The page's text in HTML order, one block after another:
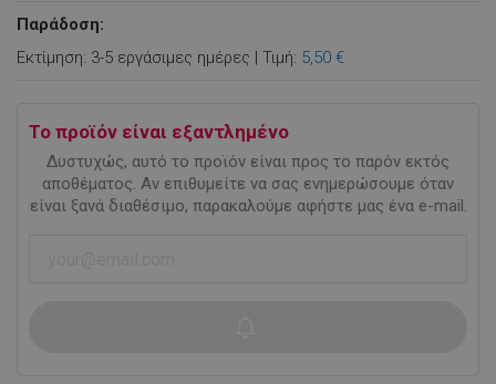
Παράδοση:
Εκτίμηση: 3-5 εργάσιμες ημέρες | Τιμή: 5,50 €
Το προϊόν είναι εξαντλημένο
Δυστυχώς, αυτό το προϊόν είναι προς το παρόν εκτός
αποθέματος. Αν επιθυμείτε να σας ενημερώσουμε όταν
είναι ξανά διαθέσιμο, παρακαλούμε αφήστε μας ένα e-mail.